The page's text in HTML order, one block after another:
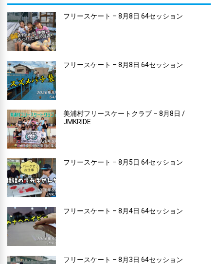
フリースケート – 8月8日 64セッション
フリースケート – 8月8日 64セッション
美浦村フリースケートクラブ – 8月8日 /
JMKRIDE
フリースケート – 8月5日 64セッション
フリースケート – 8月4日 64セッション
フリースケート – 8月3日 64セッション